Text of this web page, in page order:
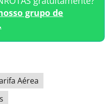
grupo de
Aérea